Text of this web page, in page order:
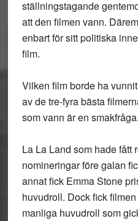
ställningstagande
att den filmen vann.
enbart för sitt politiska
film.
Vilken film borde ha
av de tre-fyra bästa
som vann är en smakfråga.
La La Land som hade fått
nomineringar före galan
annat fick Emma Stone
huvudroll. Dock fick
manliga huvudroll som